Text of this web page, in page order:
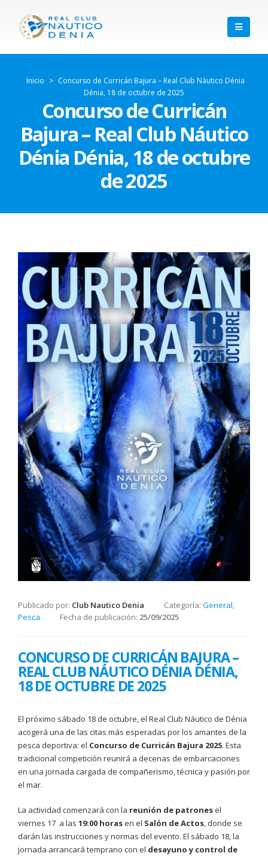
Inicio > Concurso de Curricán Bajura – Real Club Náutico Dénia
Dénia, 18 de octubre de 2025
Concurso de Curricán
Bajura – Real Club Náutico
Dénia Dénia, 18 de octubre
de 2025
Publicado por: Club Nautico Denia Categoría: General,
Pesca
Fecha de publicación: 25/09/2025
CONCURSO DE CURRICÁN BAJURA –
REAL CLUB NÁUTICO DÉNIA DÉNIA,
18 DE OCTUBRE DE 2025
El próximo sábado 18 de octubre, el Real Club Náutico de Dénia
acogerá una de las citas más esperadas por los amantes de la
pesca deportiva: el Concurso de Curricán Bajura 2025. Esta
tradicional competición reunirá a decenas de embarcaciones
en una jornada cargada de compañerismo, técnica y pasión por
el mar.
La actividad comenzará con la reunión de patronesel
viernes 17 a las 19:00 horasen el Salón de Actos, donde se
darán las instrucciones y normas del evento. El sábado 18, la
jornada arrancará temprano con el desayuno y control de